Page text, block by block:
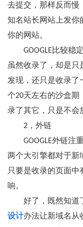
去提交，那样反而慢
知名站长网站上发你
你的网站。
GOOGLE比较稳定
虽然收录了，却是只
发现，还只是收录了
个20天左右的沙盒期
录了其它，只是不会
2，外链
GOOGLE外链注重
两个大引擎都对于新
只要是收录的页面
响。
好了，既然知道了
设计办法让新域名从